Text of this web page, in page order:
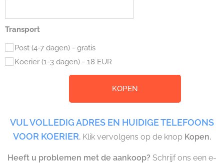
Transport
Post (4-7 dagen) - gratis
Koerier (1-3 dagen) - 18 EUR
KOPEN
VUL VOLLEDIG ADRES EN HUIDIGE TELEFOONS
VOOR KOERIER. Klik vervolgens op de knop Kopen.
Heeft u problemen met de aankoop? Schrijf ons een e-